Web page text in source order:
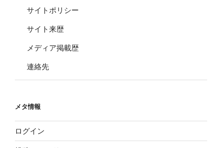
サイトポリシー
サイト来歴
メディア掲載歴
連絡先
メタ情報
ログイン